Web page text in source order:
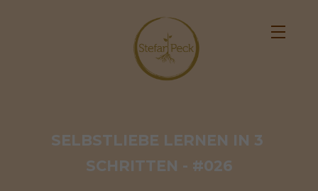
SELBSTLIEBE LERNEN IN 3
SCHRITTEN - #026